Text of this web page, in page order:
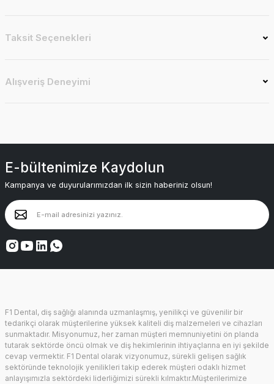
Taksit Seçenekleri
Alışveriş Deneyimi
E-bültenimize Kaydolun
Kampanya ve duyurularımızdan ilk sizin haberiniz olsun!
F1 Dental, diş sağlığı alanında uzmanlaşmış, yenilikçi ve güvenilir bir
tedarikçi olarak müşterilerine yüksek kaliteli diş malzemeleri ve cihazları
sunmaktadır. Misyonumuz, her zaman müşteri memnuniyetini ön planda
tutarak sektörde öncü olmak ve diş hekimlerinin ihtiyaçlarına en iyi şekilde
cevap vermektir. F1 Dental olarak vizyonumuz, sürekli gelişen sağlık
sektöründe teknolojik yenilikleri takip ederek müşteri odaklı hizmet
anlayışımızla sektördeki liderliğimizi sürekli kılmaktır.Müşterilerimize